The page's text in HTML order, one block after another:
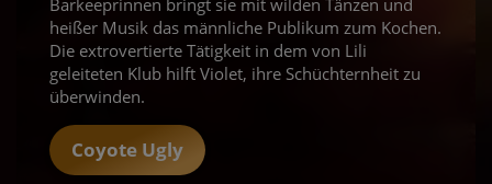
Barkeeprinnen bringt sie mit wilden Tänzen und
heißer Musik das männliche Publikum zum Kochen.
Die extrovertierte Tätigkeit in dem von Lili
geleiteten Klub hilft Violet, ihre Schüchternheit zu
überwinden.
Coyote Ugly